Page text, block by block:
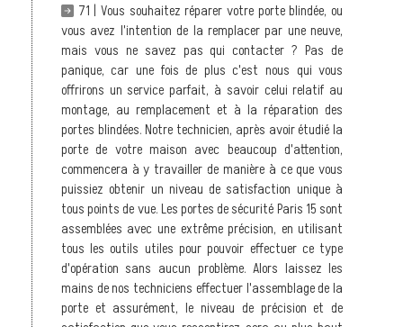
71 | Vous souhaitez réparer votre porte blindée, ou
vous avez l'intention de la remplacer par une neuve,
mais vous ne savez pas qui contacter ? Pas de
panique, car une fois de plus c'est nous qui vous
offrirons un service parfait, à savoir celui relatif au
montage, au remplacement et à la réparation des
portes blindées. Notre technicien, après avoir étudié la
porte de votre maison avec beaucoup d'attention,
commencera à y travailler de manière à ce que vous
puissiez obtenir un niveau de satisfaction unique à
tous points de vue. Les portes de sécurité Paris 15 sont
assemblées avec une extrême précision, en utilisant
tous les outils utiles pour pouvoir effectuer ce type
d'opération sans aucun problème. Alors laissez les
mains de nos techniciens effectuer l'assemblage de la
porte et assurément, le niveau de précision et de